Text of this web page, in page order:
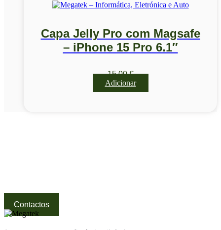
Capa Jelly Pro com Magsafe
– iPhone 15 Pro 6.1″
15,00€
Adicionar
Contactos